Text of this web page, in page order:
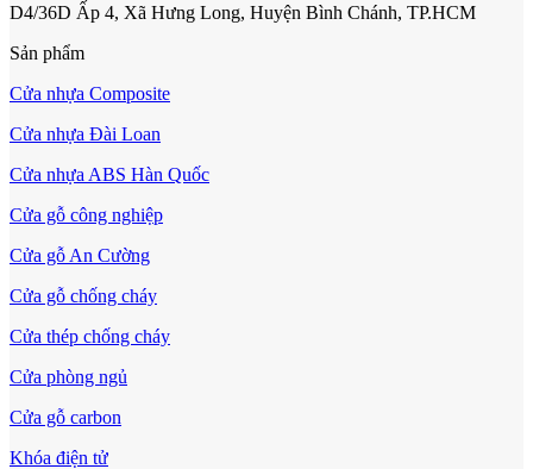
Cửa lùa
D4/36D Ấp 4, Xã Hưng Long, Huyện Bình Chánh, TP.HCM
Sản phẩm
Cửa nhựa Composite
Cửa nhựa Đài Loan
Cửa nhựa ABS Hàn Quốc
Cửa gỗ công nghiệp
Cửa gỗ An Cường
Cửa gỗ chống cháy
Cửa thép chống cháy
Cửa phòng ngủ
Cửa gỗ carbon
Khóa điện tử